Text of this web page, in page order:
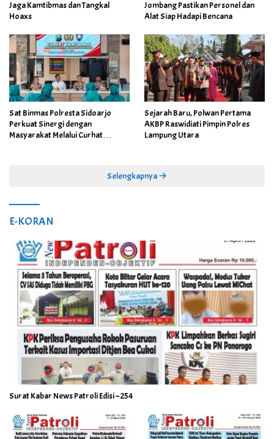
Jaga Kamtibmas dan Tangkal
Hoaxs
Jombang Pastikan Personel dan
Alat Siap Hadapi Bencana
Sat Binmas Polresta Sidoarjo
Perkuat Sinergi dengan
Masyarakat Melalui Curhat
Sejarah Baru, Polwan Pertama
AKBP Raswidiati Pimpin Polres
Lampung Utara
Selengkapnya
E-KORAN
Surat Kabar News Patroli Edisi – 254